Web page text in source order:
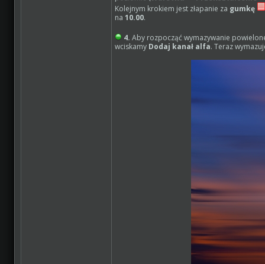
Kolejnym krokiem jest złapanie za gumkę
na10.00.
4. Aby rozpocząć wymazywanie
wciskamy Dodaj kanał alfa. Teraz